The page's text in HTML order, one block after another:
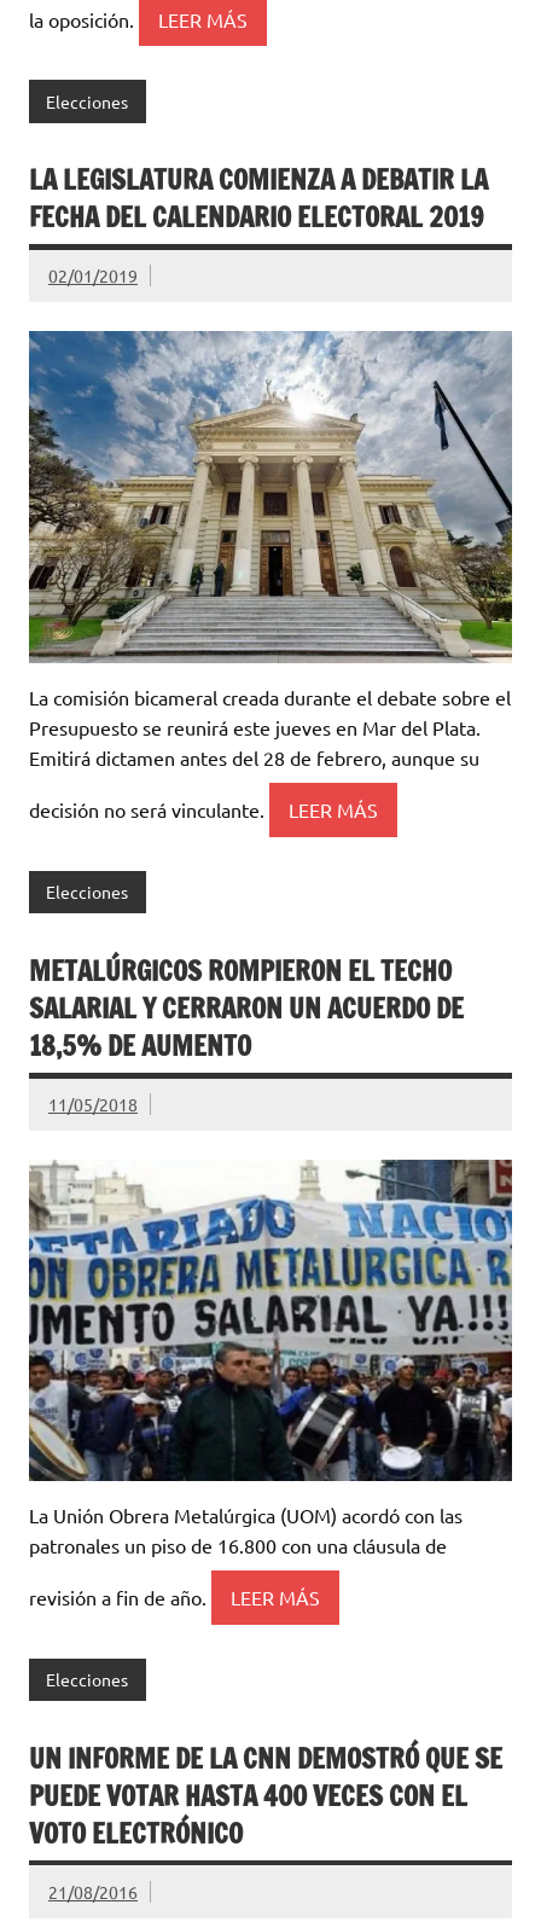
la oposición. LEER MÁS
Elecciones
LA LEGISLATURA COMIENZA A DEBATIR LA
FECHA DEL CALENDARIO ELECTORAL 2019
02/01/2019
La comisión bicameral creada durante el debate sobre el
Presupuesto se reunirá este jueves en Mar del Plata.
Emitirá dictamen antes del 28 de febrero, aunque su
decisión no será vinculante. LEER MÁS
Elecciones
METALÚRGICOS ROMPIERON EL TECHO
SALARIAL Y CERRARON UN ACUERDO DE
18,5% DE AUMENTO
11/05/2018
La Unión Obrera Metalúrgica (UOM) acordó con las
patronales un piso de 16.800 con una cláusula de
revisión a fin de año. LEER MÁS
Elecciones
UN INFORME DE LA CNN DEMOSTRÓ QUE SE
PUEDE VOTAR HASTA 400 VECES CON EL
VOTO ELECTRÓNICO
21/08/2016